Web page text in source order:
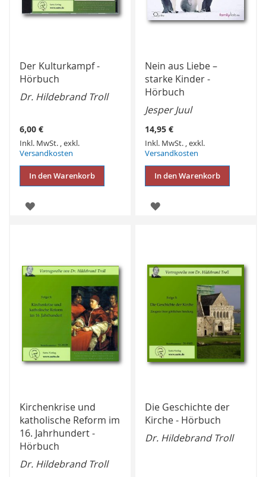
Der Kulturkampf -
Hörbuch
Dr. Hildebrand Troll
6,00 €
Inkl. MwSt. ,exkl.
Versandkosten
In den Warenkorb
ZUR
Nein aus Liebe –
starke Kinder -
Hörbuch
Jesper Juul
14,95 €
Inkl. MwSt. ,exkl.
Versandkosten
In den Warenkorb
ZUR
Kirchenkrise und
katholische Reform im
16. Jahrhundert -
Hörbuch
Dr. Hildebrand Troll
Die Geschichte der
Kirche - Hörbuch
Dr. Hildebrand Troll